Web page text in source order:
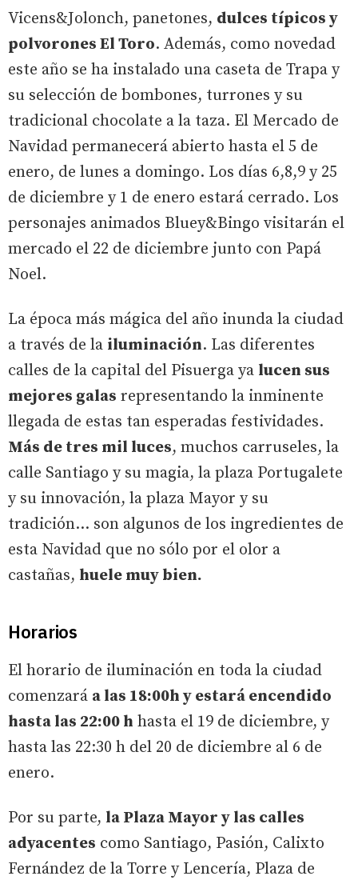
Vicens&Jolonch, panetones, dulces típicos y
polvorones El Toro. Además, como novedad
este año se ha instalado una caseta de Trapa y
su selección de bombones, turrones y su
tradicional chocolate a la taza. El Mercado de
Navidad permanecerá abierto hasta el 5 de
enero, de lunes a domingo. Los días 6,8,9 y 25
de diciembre y 1 de enero estará cerrado. Los
personajes animados Bluey&Bingo visitarán el
mercado el 22 de diciembre junto con Papá
Noel.
La época más mágica del año inunda la ciudad
a través de la iluminación. Las diferentes
calles de la capital del Pisuerga ya lucen sus
mejores galas representando la inminente
llegada de estas tan esperadas festividades.
Más de tres mil luces, muchos carruseles, la
calle Santiago y su magia, la plaza Portugalete
y su innovación, la plaza Mayor y su
tradición... son algunos de los ingredientes de
esta Navidad que no sólo por el olor a
castañas, huele muy bien.
Horarios
El horario de iluminación en toda la ciudad
comenzará a las 18:00h y estará encendido
hasta las 22:00 h hasta el 19 de diciembre, y
hasta las 22:30 h del 20 de diciembre al 6 de
enero.
Por su parte, la Plaza Mayor y las calles
adyacentes como Santiago, Pasión, Calixto
Fernández de la Torre y Lencería, Plaza de